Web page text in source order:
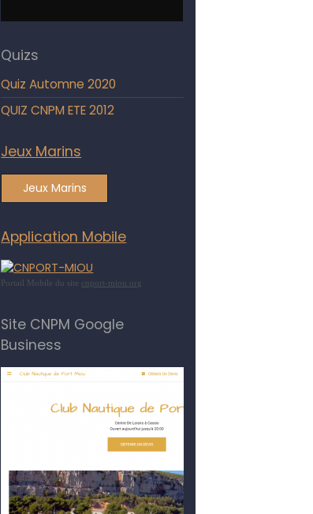
Quizs
Quiz Automne 2020
QUIZ CNPM ETE 2012
Jeux Marins
Jeux Marins
Application Mobile
Portail Mobile du site cnport-miou.org
Site CNPM Google
Business